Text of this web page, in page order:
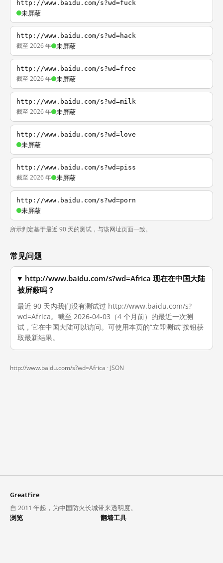
http://www.baidu.com/s?wd=fuck
未屏蔽
http://www.baidu.com/s?wd=hack
截至 2026 年 未屏蔽
http://www.baidu.com/s?wd=free
截至 2026 年 未屏蔽
http://www.baidu.com/s?wd=milk
截至 2026 年 未屏蔽
http://www.baidu.com/s?wd=love
未屏蔽
http://www.baidu.com/s?wd=piss
截至 2026 年 未屏蔽
http://www.baidu.com/s?wd=porn
未屏蔽
所示判定基于最近 90 天的测试，与该网址页面一致。
常见问题
http://www.baidu.com/s?wd=Africa 现在在中国大陆
被屏蔽吗？
最近 90 天内我们没有测试过 http://www.baidu.com/s?
wd=Africa。截至 2026-04-03（4 个月前）的最近一次测
试，它在中国大陆可以访问。可使用本页的“立即测试”按钮获
取最新结果。
http://www.baidu.com/s?wd=Africa · JSON
GreatFire
自 2011 年起，为中国防火长城带来透明度。
浏览
翻墙工具